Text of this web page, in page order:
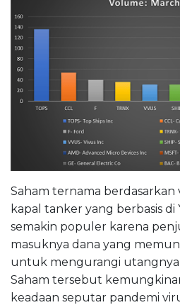
Saham ternama
kapal tanker yang berbasis di
semakin populer karena
masuknya dana yang
untuk mengurangi utangnya
Saham tersebut
keadaan seputar pandemi